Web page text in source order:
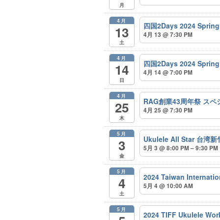
月
4月
13
土
四国2Days 2024
4月 13 @ 7:30 PM
4月
14
日
四国2Days 2024
4月 14 @ 7:00 PM
4月
25
木
RAG創業43周年祭 スペ
4月 25 @ 7:30 PM
5月
3
金
Ukulele All Star 台湾新
5月 3 @ 8:00 PM – 9:30 PM
5月
4
土
2024 Taiwan
5月 4 @ 10:00 AM
5月
2024 TIFF Ukulele